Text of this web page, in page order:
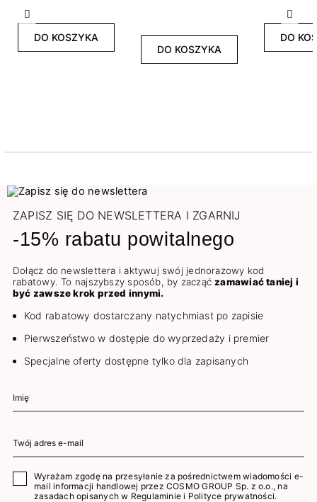
Poprzedni
DO KOSZYKA
DO KOSZYKA
DO
ZAPISZ SIĘ DO NEWSLETTERA I ZGARNIJ
-15% rabatu powitalnego
Dołącz do newslettera i aktywuj swój jednorazowy kod
rabatowy. To najszybszy sposób, by zacząćzamawiać taniej i
być zawsze krok przed innymi.
Kod rabatowy dostarczany natychmiast po zapisie
Pierwszeństwo w dostępie do wyprzedaży i premier
Specjalne oferty dostępne tylko dla zapisanych
Wyrażam zgodę na przesyłanie za pośrednictwem wiadomości e-
mail informacji handlowej przez COSMO GROUP Sp. z o.o., na
zasadach opisanych w Regulaminie i Polityce prywatności.